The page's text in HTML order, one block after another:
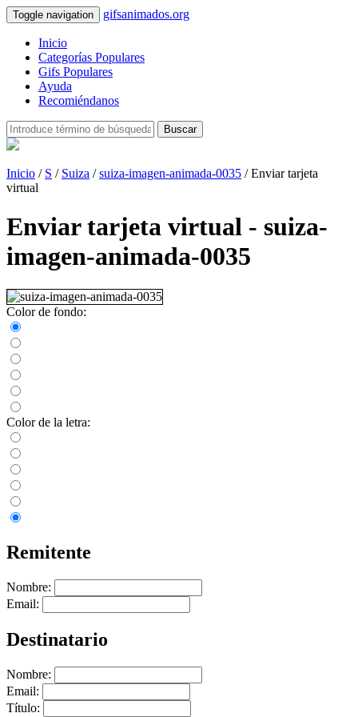
Toggle navigation gifsanimados.org
Inicio
Categorías Populares
Gifs Populares
Ayuda
Recomiéndanos
Buscar
Inicio / S / Suiza /suiza-imagen-animada-0035 / Enviar tarjeta
virtual
Enviar tarjeta virtual - suiza-
imagen-animada-0035
Color de fondo:
Color de la letra:
Remitente
Nombre:
Email:
Destinatario
Nombre:
Email:
Título: